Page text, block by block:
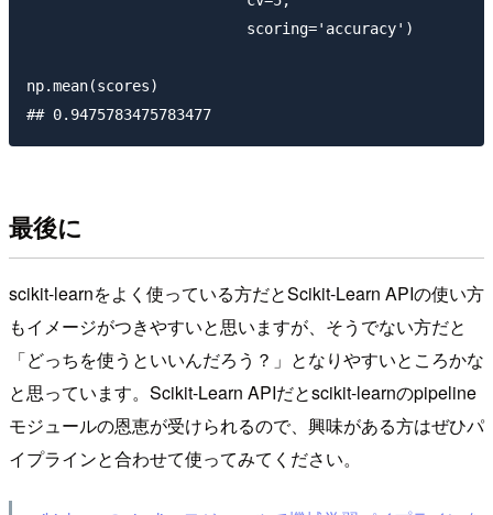
                         scoring='accuracy')
np.mean(scores)
最後に
scikit-learnをよく使っている方だとScikit-Learn APIの使い方
もイメージがつきやすいと思いますが、そうでない方だと
「どっちを使うといいんだろう？」となりやすいところかな
と思っています。Scikit-Learn APIだとscikit-learnのpipeline
モジュールの恩恵が受けられるので、興味がある方はぜひパ
イプラインと合わせて使ってみてください。